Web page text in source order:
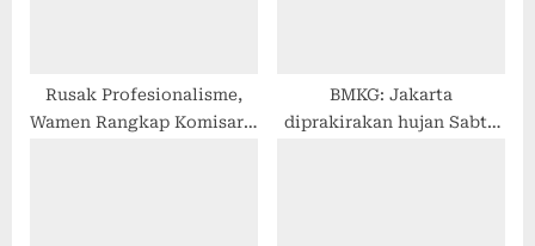
Rusak Profesionalisme,
Wamen Rangkap Komisaris
BMKG: Jakarta
diprakirakan hujan Sabtu